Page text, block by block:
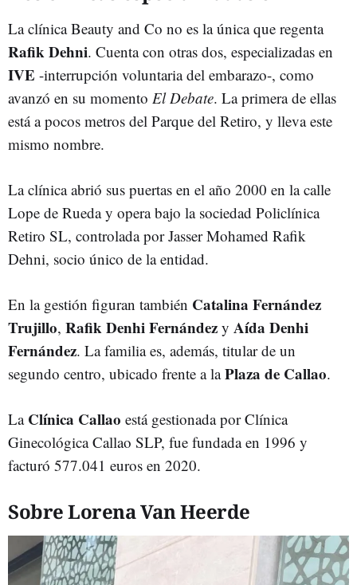
La clínica Beauty and Co no es la única que regenta
Rafik Dehni. Cuenta con otras dos, especializadas en
IVE -interrupción voluntaria del embarazo-, como
avanzó en su momento El Debate. La primera de ellas
está a pocos metros del Parque del Retiro, y lleva este
mismo nombre.
La clínica abrió sus puertas en el año 2000 en la calle
Lope de Rueda y opera bajo la sociedad Policlínica
Retiro SL, controlada por Jasser Mohamed Rafik
Dehni, socio único de la entidad.
En la gestión figuran también Catalina Fernández
Trujillo, Rafik Denhi Fernández y Aída Denhi
Fernández. La familia es, además, titular de un
segundo centro, ubicado frente a laPlaza de Callao.
La Clínica Callao está gestionada por Clínica
Ginecológica Callao SLP, fue fundada en 1996 y
facturó 577.041 euros en 2020.
Sobre Lorena Van Heerde